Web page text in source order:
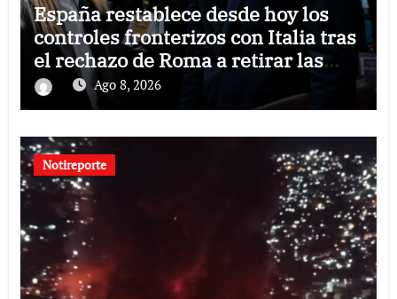
España restablece desde hoy los
controles fronterizos con Italia tras
el rechazo de Roma a retirar las
restricciones
Ago 8, 2026
Notireporte